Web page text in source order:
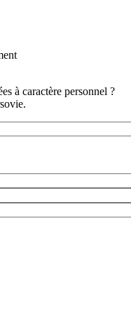
à caractère personnel ?